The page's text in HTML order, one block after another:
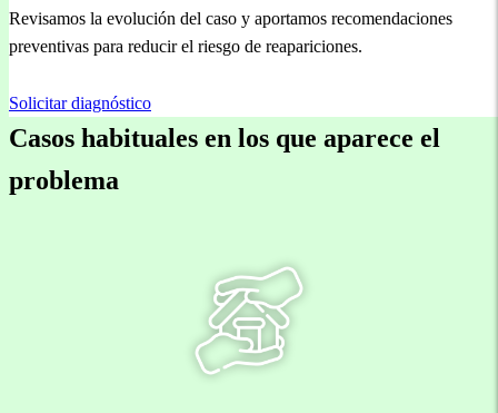
Revisamos la evolución del caso y aportamos recomendaciones
preventivas para reducir el riesgo de reapariciones.
Solicitar diagnóstico
Casos habituales en los que aparece el
problema